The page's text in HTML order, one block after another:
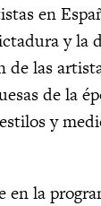
en
y la
de las
de la
y
en la